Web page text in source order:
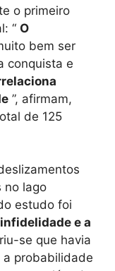
o primeiro
“ O
bem ser
conquista e
”, afirmam,
de 125
no lago
estudo foi
e a
se que havia
probabilidade